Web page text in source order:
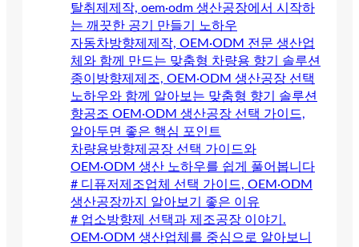
탈취제제작, oem·odm 생산공장에서 시작하
는 깨끗한 공기 만들기 노하우
자동차방향제제작, OEM·ODM 전문 생산업
체와 함께 만드는 맞춤형 차량용 향기 솔루션
종이방향제제조, OEM·ODM 생산공장 선택
노하우와 함께 알아보는 맞춤형 향기 솔루션
향공조 OEM·ODM 생산공장 선택 가이드,
알아두면 좋은 핵심 포인트
차량용방향제공장 선택 가이드와
OEM·ODM 생산 노하우를 쉽게 풀어봅니다
# 디퓨저제조업체 선택 가이드, OEM·ODM
생산공장까지 알아보기 좋은 이유
# 업소방향제 선택과 제조공장 이야기.
OEM·ODM 생산업체를 중심으로 알아보니